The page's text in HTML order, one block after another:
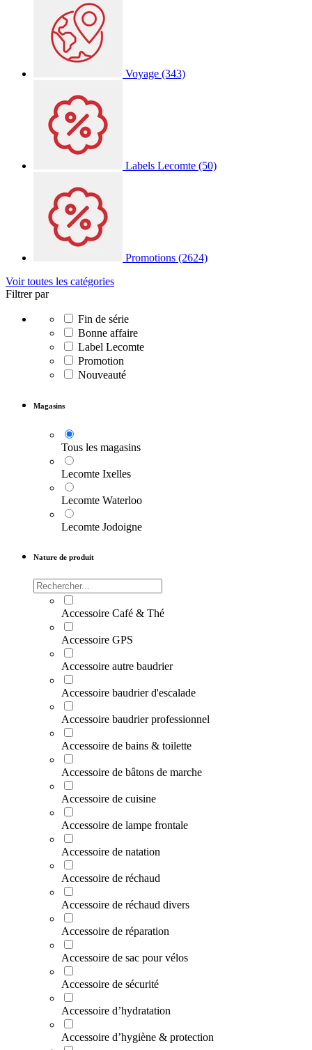
Voyage (343)
Labels Lecomte (50)
Promotions (2624)
Voir toutes les catégories
Filtrer par
Fin de série
Bonne affaire
Label Lecomte
Promotion
Nouveauté
Magasins
Tous les magasins
Lecomte Ixelles
Lecomte Waterloo
Lecomte Jodoigne
Nature de produit
Accessoire Café & Thé
Accessoire GPS
Accessoire autre baudrier
Accessoire baudrier d'escalade
Accessoire baudrier professionnel
Accessoire de bains & toilette
Accessoire de bâtons de marche
Accessoire de cuisine
Accessoire de lampe frontale
Accessoire de natation
Accessoire de réchaud
Accessoire de réchaud divers
Accessoire de réparation
Accessoire de sac pour vélos
Accessoire de sécurité
Accessoire d’hydratation
Accessoire d’hygiène & protection